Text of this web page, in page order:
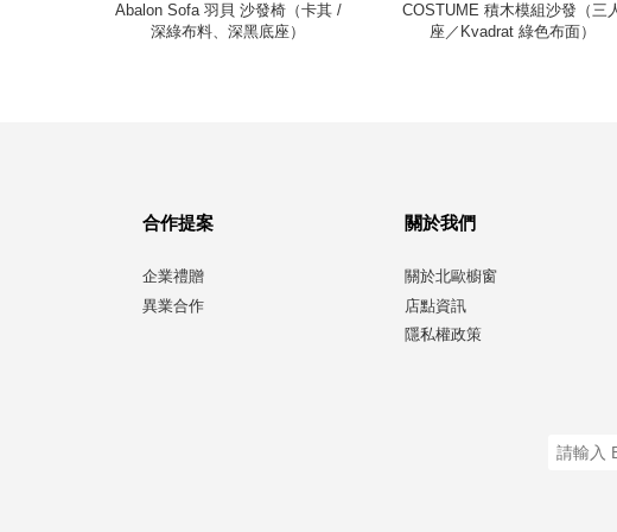
Abalon Sofa 羽貝 沙發椅（卡其 /
深綠布料、深黑底座）
COSTUME 積木模組沙發（三
座／Kvadrat 綠色布面）
合作提案
企業禮贈
異業合作
關於我們
關於北歐櫥窗
店點資訊
隱私權政策